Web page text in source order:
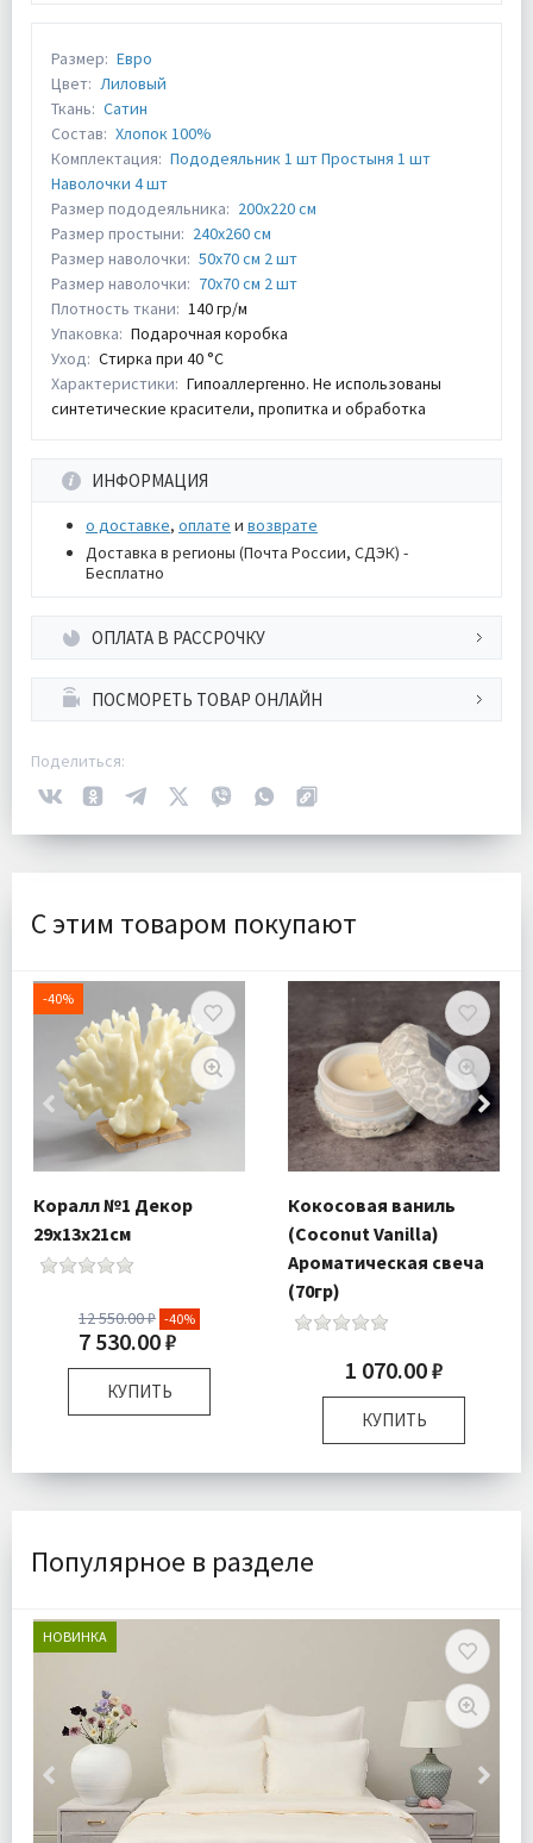
Размер: Евро
Цвет: Лиловый
Ткань: Сатин
Состав: Хлопок 100%
Комплектация: Пододеяльник 1 шт Простыня 1 шт
Наволочки 4 шт
Размер пододеяльника: 200х220 см
Размер простыни: 240х260 см
Размер наволочки: 50х70 см 2 шт
Размер наволочки: 70х70 см 2 шт
Плотность ткани: 140 гр/м
Упаковка: Подарочная коробка
Уход: Стирка при 40 °С
Характеристики: Гипоаллергенно. Не использованы
синтетические красители, пропитка и обработка
ИНФОРМАЦИЯ
о доставке, оплате и возврате
Доставка в регионы (Почта России, СДЭК) -
Бесплатно
ОПЛАТА В РАССРОЧКУ
ПОСМОРЕТЬ ТОВАР ОНЛАЙН
Поделиться:
С этим товаром покупают
-40%
Коралл №1 Декор
29х13х21см
12 550.00 ₽ -40%
7 530.00 ₽
КУПИТЬ
Доставка:
Бесплатно
Кокосовая ваниль
(Coconut Vanilla)
Ароматическая свеча
(70гр)
1 070.00 ₽
КУПИТЬ
Размер:
8х8х5 см
Популярное в разделе
НОВИНКА